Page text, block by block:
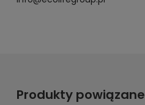
Produkty powiązane